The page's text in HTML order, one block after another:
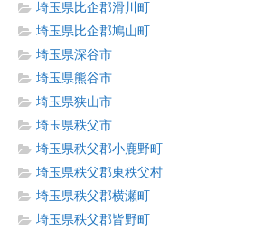
埼玉県比企郡滑川町
埼玉県比企郡鳩山町
埼玉県深谷市
埼玉県熊谷市
埼玉県狭山市
埼玉県秩父市
埼玉県秩父郡小鹿野町
埼玉県秩父郡東秩父村
埼玉県秩父郡横瀬町
埼玉県秩父郡皆野町